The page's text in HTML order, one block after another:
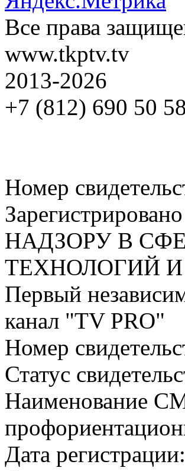
Все права
www.tkptv.tv
2013-2026
+7 (812) 690 50 58
Номер
НАДЗОРУ В
ТЕХНОЛОГИЙ
Первый
канал "TV PRO"
Номер
Статус
Наименование
Дата